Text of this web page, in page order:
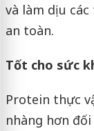
và làm dịu
an toàn.
Tốt cho sức
Protein thực
nhàng hơn